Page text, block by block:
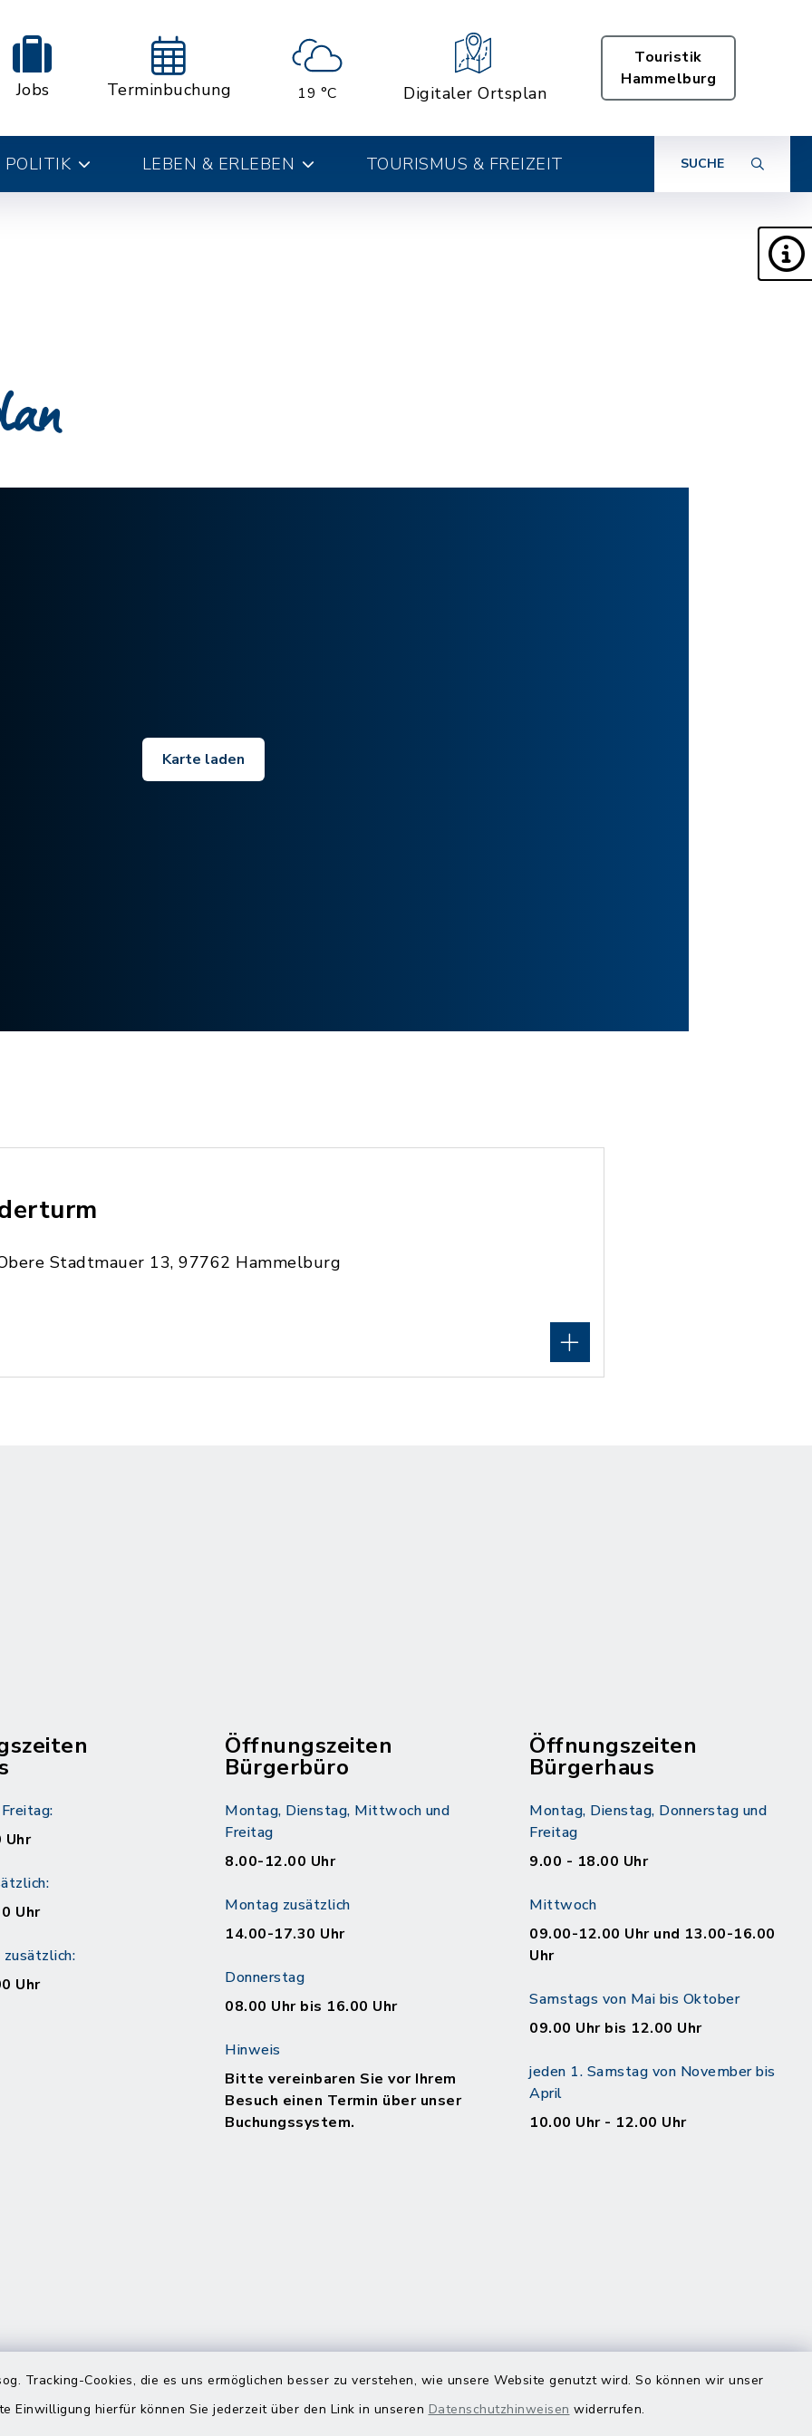
Tracking-Cookies, die es uns ermöglichen besser zu verstehen, wie unsere Website genutzt wird. So können wir unser
Einwilligung hierfür können Sie jederzeit über den Link in unseren Datenschutzhinweisen widerrufen.
Jobs Terminbuchung 19 °C Digitaler Ortsplan
Touristik
Hammelburg
POLITIK LEBEN & ERLEBEN TOURISMUS & FREIZEIT SUCHE
Karte laden
Stadtmauer 13, 97762 Hammelburg
Uhr
Uhr
Uhr
Öffnungszeiten
Bürgerbüro
Montag, Dienstag, Mittwoch und
Freitag
8.00-12.00 Uhr
Montag zusätzlich
14.00-17.30 Uhr
Donnerstag
08.00 Uhr bis 16.00 Uhr
Hinweis
Bitte vereinbaren Sie vor Ihrem
Besuch einen Termin über unser
Buchungssystem.
Öffnungszeiten
Bürgerhaus
Montag, Dienstag, Donnerstag und
Freitag
9.00 - 18.00 Uhr
Mittwoch
09.00-12.00 Uhr und 13.00-16.00
Uhr
Samstags von Mai bis Oktober
09.00 Uhr bis 12.00 Uhr
jeden 1. Samstag von November bis
April
10.00 Uhr - 12.00 Uhr